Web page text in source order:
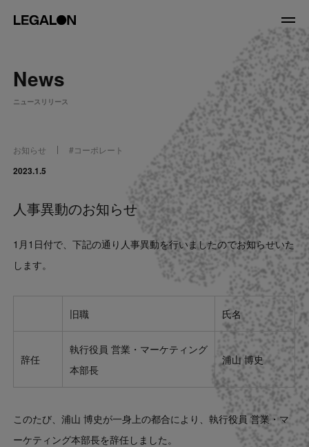
About
役員紹介
Service
News
Recruit
US website
News
ニュースリリース
お知らせ #コーポレート
2023.1.5
人事異動のお知らせ
1月1日付で、下記の通り人事異動を行いましたのでお知らせいた
します。
旧職 氏名
辞任
執行役員 営業・マーケティング
本部長
浦山 博史
このたび、浦山 博史が一身上の都合により、執行役員 営業・マ
ーケティング本部長を辞任しました。